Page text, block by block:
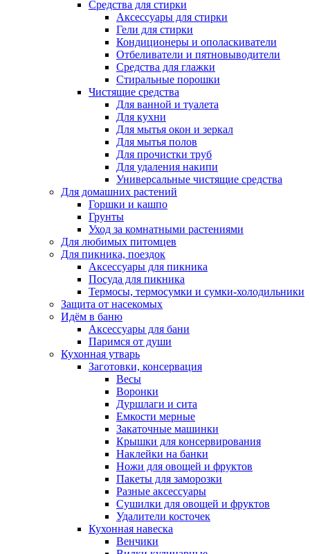
Средства для стирки
Аксессуары для стирки
Гели для стирки
Кондиционеры и ополаскиватели
Отбеливатели и пятновыводители
Средства для глажки
Стиральные порошки
Чистящие средства
Для ванной и туалета
Для кухни
Для мытья окон и зеркал
Для мытья полов
Для прочистки труб
Для удаления накипи
Универсальные чистящие средства
Для домашних растений
Горшки и кашпо
Грунты
Уход за комнатными растениями
Для любимых питомцев
Для пикника, поездок
Аксессуары для пикника
Посуда для пикника
Термосы, термосумки и сумки-холодильники
Защита от насекомых
Идём в баню
Аксессуары для бани
Паримся от души
Кухонная утварь
Заготовки, консервация
Весы
Воронки
Дуршлаги и сита
Емкости мерные
Закаточные машинки
Крышки для консервирования
Наклейки на банки
Ножи для овощей и фруктов
Пакеты для заморозки
Разные аксессуары
Сушилки для овощей и фруктов
Удалители косточек
Кухонная навеска
Венчики